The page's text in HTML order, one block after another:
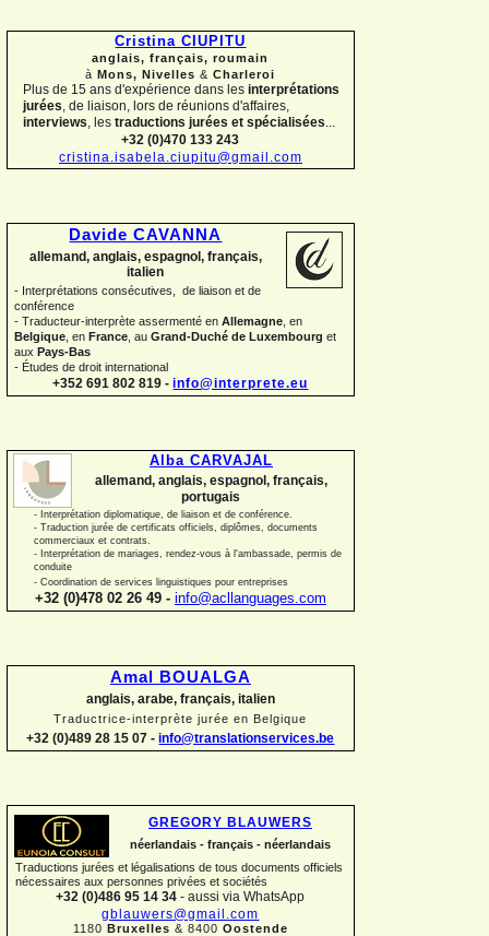
Cristina CIUPITU
anglais, français, roumain
àMons, Nivelles& Charleroi
Plus de 15 ans d'expérience dans les interprétations
jurées , de liaison, lors de réunions d'affaires,
interviews , les traductions jurées et spécialisées
+32 (0)470 133 243
cristina.isabela.ciupitu@gmail.com
Davide CAVANNA
allemand, anglais, espagnol, français,
italien
- Interprétations consécutives, de liaison et de
conférence
- Traducteur-interprète assermenté en Allemagne , en
Belgique , en France , au Grand-Duché de Luxembourg et
aux Pays-Bas
- Études de droit international
+352 691 802 819 - info@interprete.eu
Alba CARVAJAL
allemand, anglais, espagnol, français,
portugais
- Interprétation diplomatique, de liaison et de conférence.
- Traduction jurée de certificats officiels, diplômes, documents
commerciaux et contrats.
- Interprétation de mariages, rendez-vous à l'ambassade, permis de
conduite
- Coordination de services linguistiques pour entreprises
+32 (0)478 02 26 49 - info@acllanguages.com
Amal BOUALGA
anglais, arabe, français, italien
Traductrice-interprète jurée en Belgique
+32 (0)489 28 15 07 - info@translationservices.be
GREGORY BLAUWERS
néerlandais - français - néerlandais
Traductions jurées et légalisations de tous documents officiels
nécessaires aux personnes privées et sociétés
+32 (0)486 95 14 34 - aussi via WhatsApp
gblauwers@gmail.com
1180 Bruxelles & 8400 Oostende